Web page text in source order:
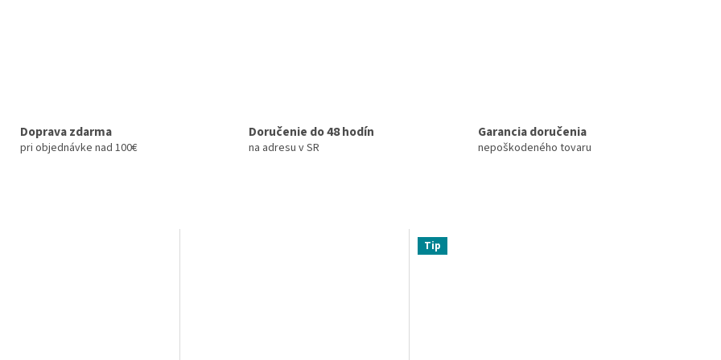
Doprava zdarma
pri objednávke nad 100€
Doručenie do 48 hodín
na adresu v SR
Garancia doručenia
nepoškodeného tovaru
Tip